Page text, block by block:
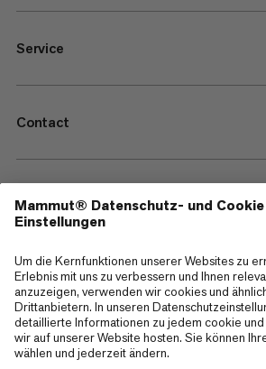
Service
Contact
—
Sitemap
Cookies